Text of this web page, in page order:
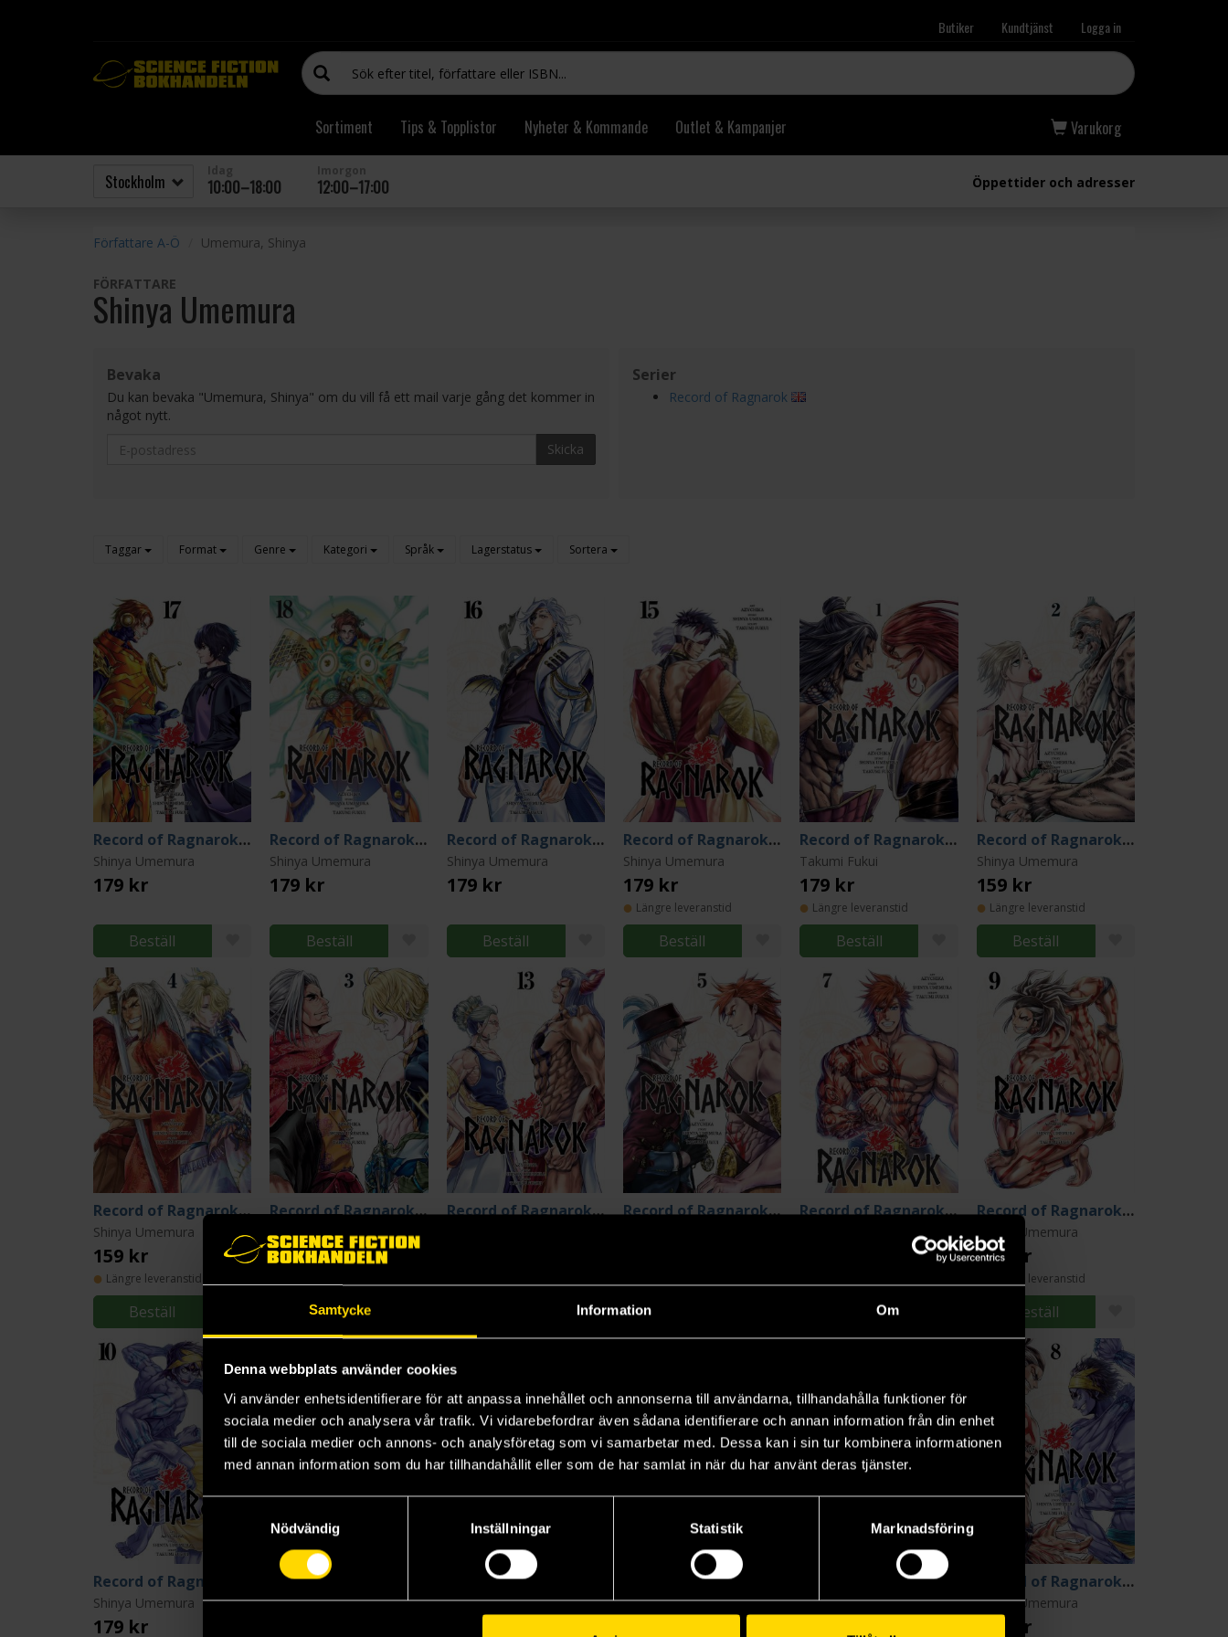
Samtycke Information Om
Denna webbplats använder cookies
Vi använder enhetsidentifierare för att anpassa innehållet och annonserna till användarna, tillhandahålla funktioner för
sociala medier och analysera vår trafik. Vi vidarebefordrar även sådana identifierare och annan information från din enhet
till de sociala medier och annons- och analysföretag som vi samarbetar med. Dessa kan i sin tur kombinera informationen
med annan information som du har tillhandahållit eller som de har samlat in när du har använt deras tjänster.
Samtyckesval
Nödvändig
Inställningar Statistik Marknadsföring
Butiker Kundtjänst Logga in
Sortiment Tips & Topplistor Nyheter & Kommande Outlet & Kampanjer Varukorg
10:00–18:00 12:00–17:00 Öppettider och adresser
Författare A-Ö Umemura, Shinya
FÖRFATTARE
Shinya Umemura
Bevaka
Du kan bevaka "Umemura, Shinya" om du vill få ett mail varje gång det kommer in
något nytt.
Skicka
Serier
Record of Ragnarok
Taggar Format Genre Kategori Språk Lagerstatus Sortera
Record of Ragnarok Vol 17
Shinya Umemura
179 kr
Beställ
Record of Ragnarok Vol 18
Shinya Umemura
179 kr
Beställ
Record of Ragnarok Vol 16
Shinya Umemura
179 kr
Beställ
Record of Ragnarok Vol 15
Shinya Umemura
179 kr
Längre leveranstid
Beställ
Record of Ragnarok Vol 1
Takumi Fukui
179 kr
Längre leveranstid
Beställ
Record of Ragnarok Vol 2
Shinya Umemura
159 kr
Längre leveranstid
Beställ
Record of Ragnarok Vol 4
Shinya Umemura
159 kr
Längre leveranstid
Beställ
Record of Ragnarok Vol 3
Shinya Umemura
179 kr
Beställ
Record of Ragnarok Vol 13 Record of Ragnarok Vol 5 Record of Ragnarok Vol 7
Beställ
Record of Ragnarok Vol 9
Shinya Umemura
179 kr
Längre leveranstid
Beställ
Shinya Umemura
179 kr
Shinya Umemura Shinya Umemura Shinya Umemura Shinya Umemura
Record of Ragnarok Vol 8
Shinya Umemura
159 kr